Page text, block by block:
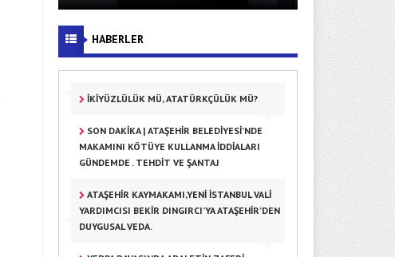
HABERLER
İKİYÜZLÜLÜK MÜ, ATATÜRKÇÜLÜK MÜ?
SON DAKİKA | ATAŞEHİR BELEDİYESİ’NDE
MAKAMINI KÖTÜYE KULLANMA İDDİALARI
GÜNDEMDE . TEHDİT VE ŞANTAJ
ATAŞEHIR KAYMAKAMI,YENI ISTANBUL VALI
YARDIMCISI BEKIR DINGIRCI’YA ATAŞEHIR’DEN
DUYGUSAL VEDA.